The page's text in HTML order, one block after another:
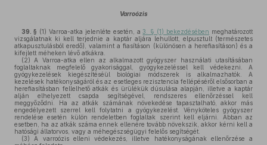
Varroózis
39. § (1) Varroa-atka jelenléte esetén, a3. § (1) bekezdésében meghatározott
vizsgálatnak ki kell terjednie a kaptár aljára lehullott, elpusztult (természetes
atkapusztulásból eredő), valamint a fiasításon (különösen a herefiasításon) és a
kifejlett méheken lévő atkákra.
(2) A Varroa-atka ellen az alkalmazott gyógyszer használati utasításában
foglaltaknak megfelelő gyakorisággal, gyógykezeléssel kell védekezni. A
gyógykezelések kiegészítéséül biológiai módszerek is alkalmazhatók. A
kezelések hatékonyságáról és az esetleges rezisztencia fellépéséről elsősorban a
herefiasításban fellelhető atkák és ürülékük dúsulása alapján, illetve a kaptár
alján elhelyezett csapda segítségével, rendszeres ellenőrzéssel kell
meggyőződni. Ha az atkák számának növekedése tapasztalható, akkor más
engedélyezett szerrel kell folytatni a gyógykezelést. Vényköteles gyógyszer
rendelése esetén külön rendeletben foglaltak szerint kell eljárni. Abban az
esetben, ha az atkák száma ennek ellenére tovább növekszik, akkor kérni kell a
hatósági állatorvos, vagy a méhegészségügyi felelős segítségét.
(3) A varroózis elleni védekezés, illetve hatékonyságának ellenőrzése a